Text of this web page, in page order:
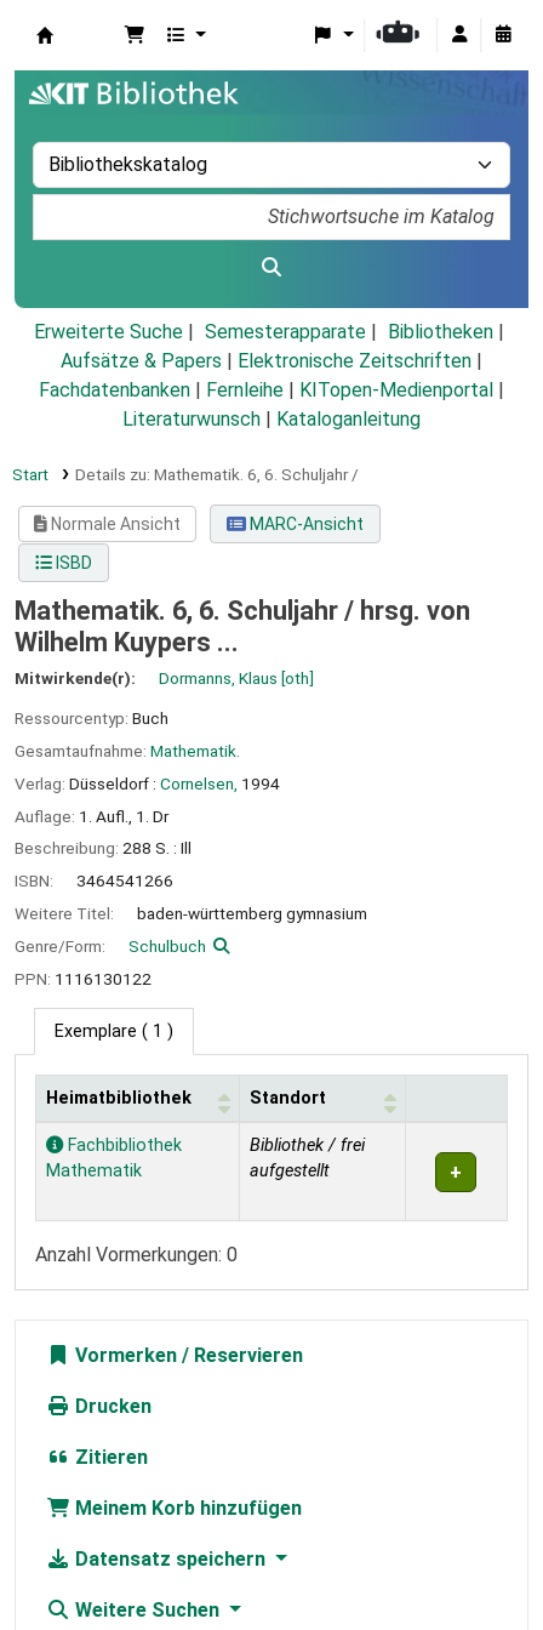
Erweiterte Suche Semesterapparate
Bibliotheken
Aufsätze & Papers
Elektronische Zeitschriften
Fachdatenbanken
Fernleihe KITopen-Medienportal
Literaturwunsch
Kataloganleitung
Start Details zu: Mathematik. 6, 6. Schuljahr /
Normale Ansicht
MARC-Ansicht
ISBD
Mathematik. 6, 6. Schuljahr / hrsg. von
Wilhelm Kuypers ...
Mitwirkende(r): Dormanns, Klaus [oth]
Ressourcentyp: Buch
Gesamtaufnahme: Mathematik.
Verlag: Düsseldorf : Cornelsen, 1994
Auflage: 1. Aufl., 1. Dr
Beschreibung: 288 S. : Ill
ISBN:
3464541266
Weitere Titel:
baden-württemberg gymnasium
Genre/Form:
Schulbuch
PPN: 1116130122
Exemplare ( 1 )
Exemplare
Heimatbibliothek Standort
Fachbibliothek
Mathematik
Bibliothek / frei
aufgestellt
Anzahl Vormerkungen: 0
Vormerken
Drucken
Zitieren
Meinem Korb hinzufügen
Datensatz speichern
Weitere Suchen